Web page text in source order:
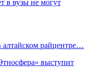
в вузы не могут
райцентре…
выступит